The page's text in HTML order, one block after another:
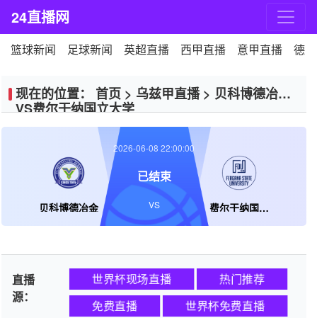
24直播网
篮球新闻 足球新闻 英超直播 西甲直播 意甲直播 德
现在的位置： 首页 > 乌兹甲直播> 贝科博德冶金
VS费尔干纳国立大学
贝科博德冶金 费尔干纳国立大学
2026-06-08 22:00:00
已结束
VS
直播
源：
世界杯现场直播 热门推荐
免费直播 世界杯免费直播